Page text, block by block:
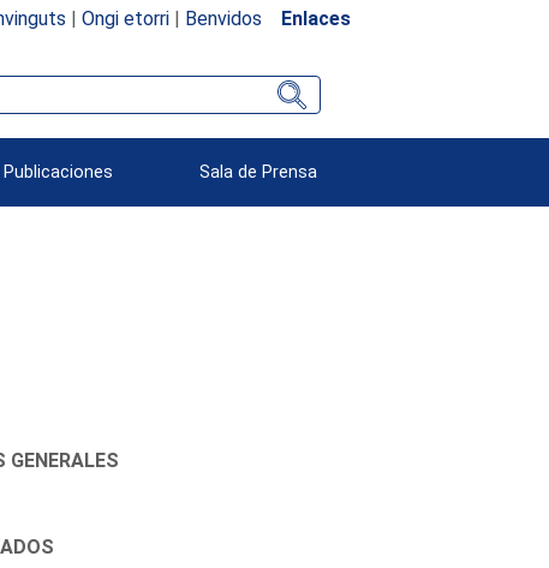
| Ongi etorri| Benvidos Enlaces
Sala de Prensa
GENERALES